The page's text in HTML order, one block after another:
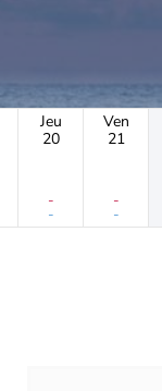
Jeu
20
-
-
Ven
21
-
-